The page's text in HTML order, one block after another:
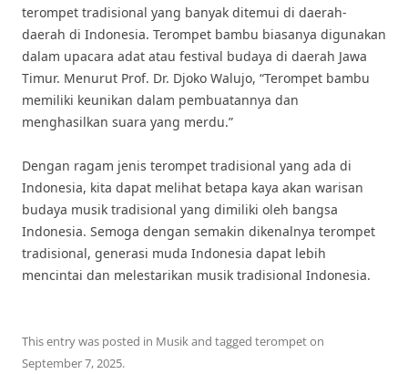
terompet tradisional yang banyak ditemui di daerah-
daerah di Indonesia. Terompet bambu biasanya digunakan
dalam upacara adat atau festival budaya di daerah Jawa
Timur. Menurut Prof. Dr. Djoko Walujo, “Terompet bambu
memiliki keunikan dalam pembuatannya dan
menghasilkan suara yang merdu.”
Dengan ragam jenis terompet tradisional yang ada di
Indonesia, kita dapat melihat betapa kaya akan warisan
budaya musik tradisional yang dimiliki oleh bangsa
Indonesia. Semoga dengan semakin dikenalnya terompet
tradisional, generasi muda Indonesia dapat lebih
mencintai dan melestarikan musik tradisional Indonesia.
This entry was posted in Musikand tagged terompeton
September 7, 2025.